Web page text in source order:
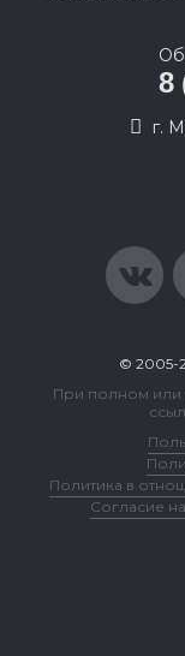
8
г.
© 2005-
При полном или
Политика в
Согласие